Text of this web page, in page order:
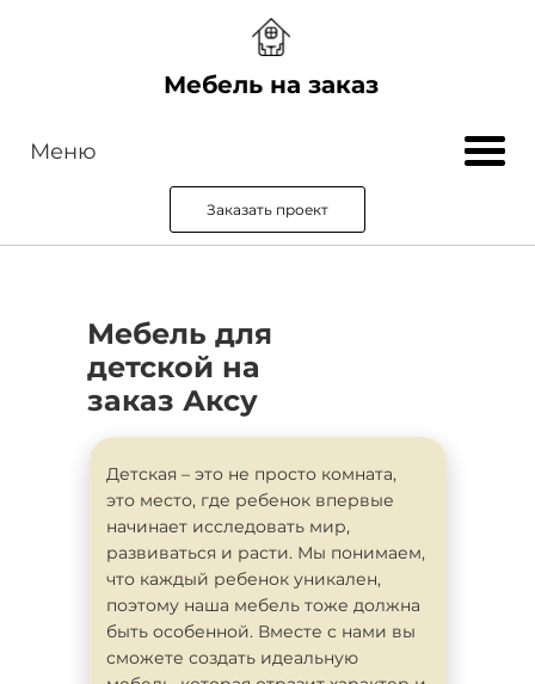
Мебель на заказ
Меню
Заказать проект
Мебель для
детской на
заказ Аксу
Детская – это не просто комната,
это место, где ребенок впервые
начинает исследовать мир,
развиваться и расти. Мы понимаем,
что каждый ребенок уникален,
поэтому наша мебель тоже должна
быть особенной. Вместе с нами вы
сможете создать идеальную